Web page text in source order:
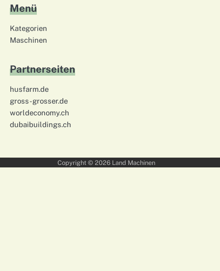
Menü
Kategorien
Maschinen
Partnerseiten
husfarm.de
gross-grosser.de
worldeconomy.ch
dubaibuildings.ch
Copyright © 2026 Land Machinen